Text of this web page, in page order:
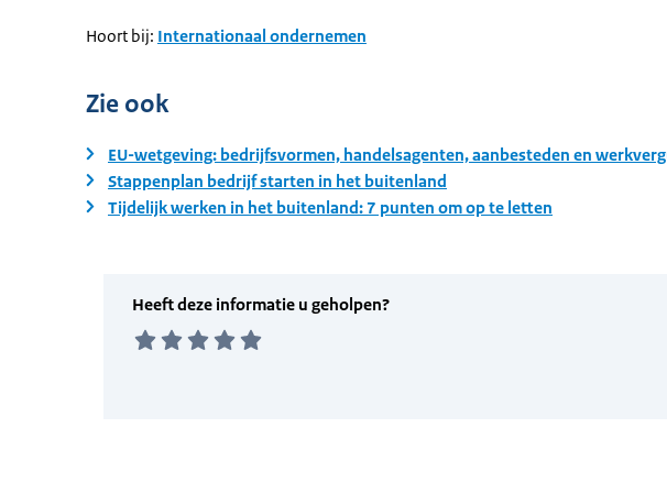
Hoort bij: Internationaal ondernemen
Zie ook
EU-wetgeving: bedrijfsvormen, handelsagenten, aanbesteden en
Stappenplan bedrijf starten in het buitenland
Tijdelijk werken in het buitenland: 7 punten om op te letten